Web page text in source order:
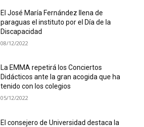
El José María Fernández llena de
paraguas el instituto por el Día de la
Discapacidad
08/12/2022
La EMMA repetirá los Conciertos
Didácticos ante la gran acogida que ha
tenido con los colegios
05/12/2022
El consejero de Universidad destaca la